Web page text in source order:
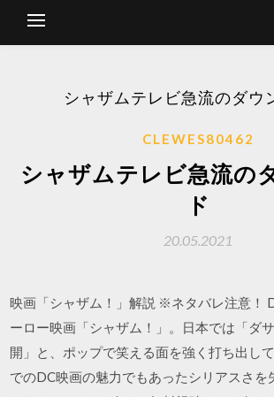
シャザムテレビ急流のダウ
CLEWES80462
シャザムテレビ急流の
ド
20.05.2021
映画「シャザム！」解説 ※ネタバレ注意！
ーロー映画「シャザム！」。日本では「ダ
開」と、ポップで笑える面を強く打ち出し
でのDC映画の魅力でもあったシリアスさを